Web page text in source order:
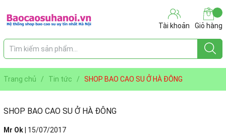
Tài khoản Giỏ hàng
Trang chủ / Tin tức / SHOP BAO CAO SU Ở HÀ ĐÔNG
SHOP BAO CAO SU Ở HÀ ĐÔNG
Mr Ok 15/07/2017